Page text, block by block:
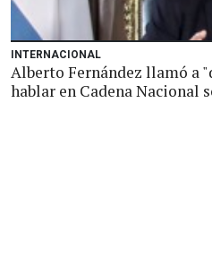
INTERNACIONAL
Alberto Fernández llamó a
hablar en Cadena Nacional